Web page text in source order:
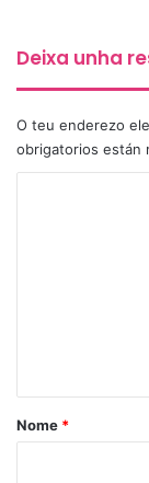
Deixa unha
O teu enderezo
obrigatorios están
rNome *